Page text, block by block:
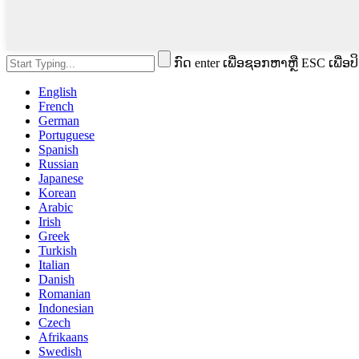
ກົດ enter ເພື່ອຊອກຫາຫຼື ESC ເພື່ອ
English
French
German
Portuguese
Spanish
Russian
Japanese
Korean
Arabic
Irish
Greek
Turkish
Italian
Danish
Romanian
Indonesian
Czech
Afrikaans
Swedish